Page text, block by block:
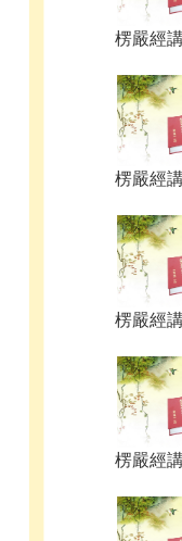
楞嚴經
楞嚴經
楞嚴經
楞嚴經